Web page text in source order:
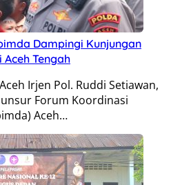
Dampingi Kunjungan
Tengah
Irjen Pol. Ruddi Setiawan,
unsur Forum Koordinasi
Aceh…